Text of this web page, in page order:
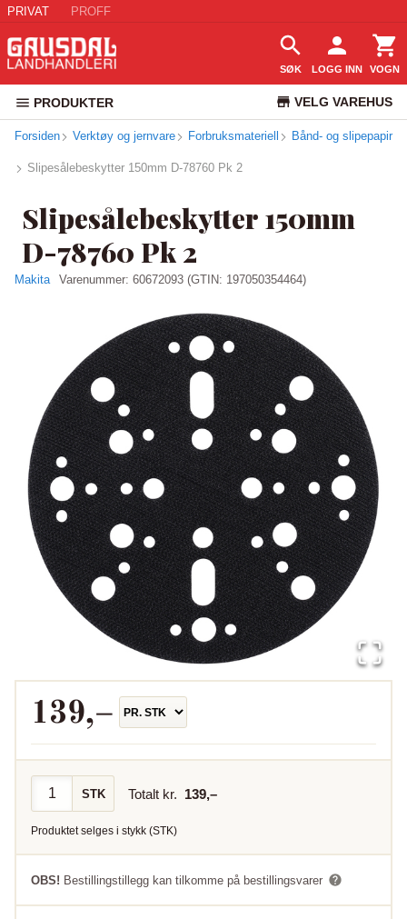
PRIVAT PROFF
SØK LOGG INN VOGN
PRODUKTER VELG VAREHUS
KUNDESERVICE
Forsiden Verktøy og jernvare Forbruksmateriell Bånd- og slipepapir
Slipesålebeskytter 150mm D-78760 Pk 2
Slipesålebeskytter 150mm
D-78760 Pk 2
Makita Varenummer: 60672093 (GTIN: 197050354464)
139,–
STK Totalt kr. 139,–
Produktet selges i stykk (STK)
OBS! Bestillingstillegg kan tilkomme på bestillingsvarer